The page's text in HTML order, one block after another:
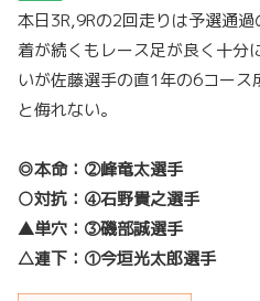
本日3R,9Rの2回走りは予選通
着が続くもレース足が良く十分
いが佐藤選手の直1年の6コー
と侮れない。
◎本命：②峰竜太選手
○対抗：④石野貴之選手
▲単穴：③磯部誠選手
△連下：①今垣光太郎選手